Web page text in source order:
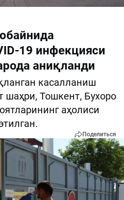
19 инфекцияси
аниқланди
касалланиш
шаҳри, Тошкент, Бухоро
аҳолиси
Поделиться